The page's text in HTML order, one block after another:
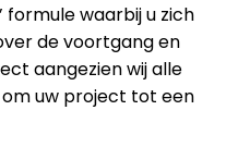
formule waarbij u zich
de voortgang en
aangezien wij alle
uw project tot een